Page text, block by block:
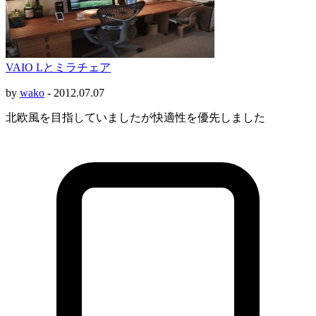
VAIO Lとミラチェア
by wako - 2012.07.07
北欧風を目指していましたが快適性を優先しました